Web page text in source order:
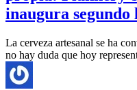
inaugura segundo
La cerveza artesanal se ha
no hay duda que hoy